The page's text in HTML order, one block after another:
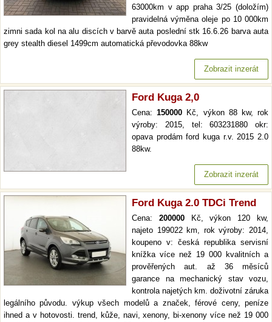
63000km v app praha 3/25 (doložím)
pravidelná výměna oleje po 10 000km
zimni sada kol na alu discích v barvě auta poslední stk 16.6.26 barva auta
grey stealth diesel 1499cm automatická převodovka 88kw
Zobrazit inzerát
Ford Kuga 2,0
Cena:150000 Kč, výkon 88 kw, rok
výroby: 2015, tel: 603231880 okr:
opava prodám ford kuga r.v. 2015 2.0
88kw.
Zobrazit inzerát
Ford Kuga 2.0 TDCi Trend
Cena: 200000Kč, výkon 120 kw,
najeto 199022 km, rok výroby: 2014,
koupeno v: česká republika servisní
knížka více než 19 000 kvalitních a
prověřených aut. až 36 měsíců
garance na mechanický stav vozu,
kontrola najetých km. doživotní záruka
legálního původu. výkup všech modelů a značek, férové ceny, peníze
ihned a v hotovosti. trend, kůže, navi, xenony, bi-xenony více než 19 000